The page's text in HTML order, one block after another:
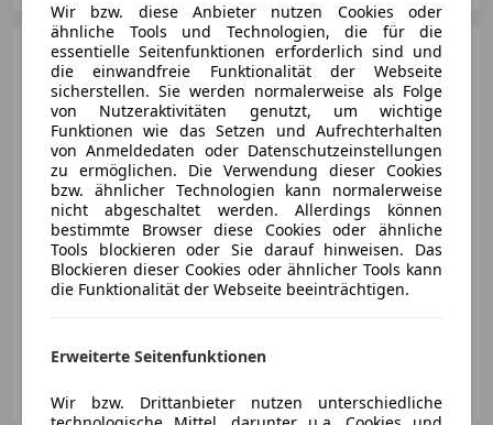
Maserati Levante S
Q4*VERKAUFT*/PANO/AHK/LUFT/
€ 37 990
AT-2442 Unterwaltersdorf
Wir bzw. diese Anbieter nutzen Cookies oder
ähnliche Tools und Technologien, die für die
essentielle Seitenfunktionen erforderlich sind und
die einwandfreie Funktionalität der Webseite
sicherstellen. Sie werden normalerweise als Folge
von Nutzeraktivitäten genutzt, um wichtige
Funktionen wie das Setzen und Aufrechterhalten
von Anmeldedaten oder Datenschutzeinstellungen
zu ermöglichen. Die Verwendung dieser Cookies
bzw. ähnlicher Technologien kann normalerweise
nicht abgeschaltet werden. Allerdings können
bestimmte Browser diese Cookies oder ähnliche
Tools blockieren oder Sie darauf hinweisen. Das
Blockieren dieser Cookies oder ähnlicher Tools kann
die Funktionalität der Webseite beeinträchtigen.
Erweiterte Seitenfunktionen
Wir bzw. Drittanbieter nutzen unterschiedliche